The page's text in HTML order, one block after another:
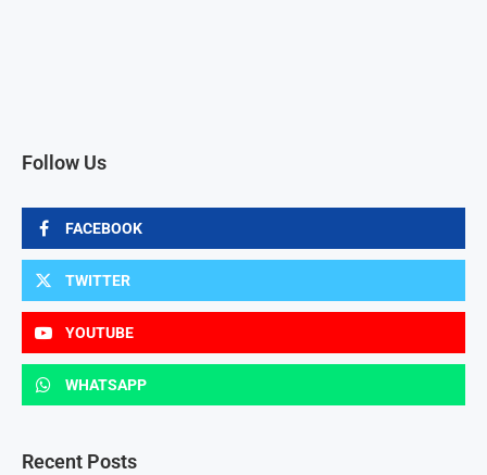
Follow Us
FACEBOOK
TWITTER
YOUTUBE
WHATSAPP
Recent Posts